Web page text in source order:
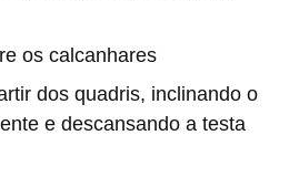
os calcanhares
dos quadris, inclinando o
e descansando a testa